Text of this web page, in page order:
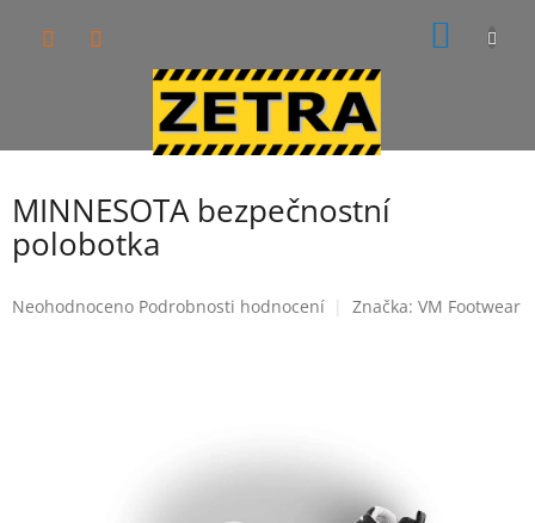
MINNESOTA bezpečnostní
polobotka
Průměrné
Neohodnoceno Podrobnosti hodnocení Značka: VM Footwear